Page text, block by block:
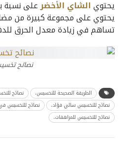
يحتويالشاي الأخضرعلى نسبة
يحتوي على مجموعة كبيرة من
تساهم في زيادة معدل الحرق
نصائح
الطريقة الصحيحة للتخسيس،
نصائح
نصائح للتخسيس سالي فؤاد،
نصائح للتخسيس
نصائح للتخسيس للمراهقات،